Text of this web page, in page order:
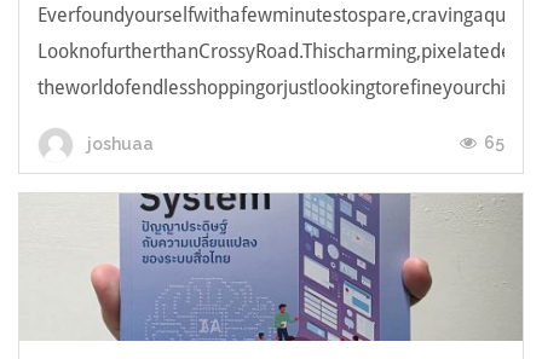
joshuaa 65